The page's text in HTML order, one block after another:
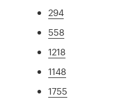
294
558
1218
1148
1755